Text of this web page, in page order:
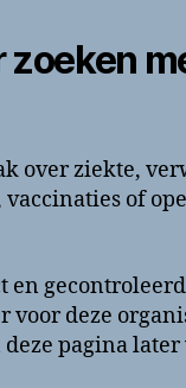
zoeken
over ziekte,
vaccinaties of
en gecontroleerd
voor deze
deze pagina